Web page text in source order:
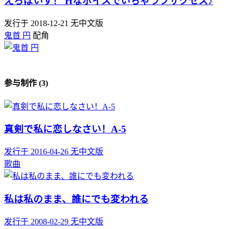
发行于 2018-12-21 无中文版
鬼首 円 配角
参与制作 (3)
真剣で私に恋しなさい！A-5
发行于 2016-04-26 无中文版
歌曲
私は私のまま、誰にでも変われる
发行于 2008-02-29 无中文版